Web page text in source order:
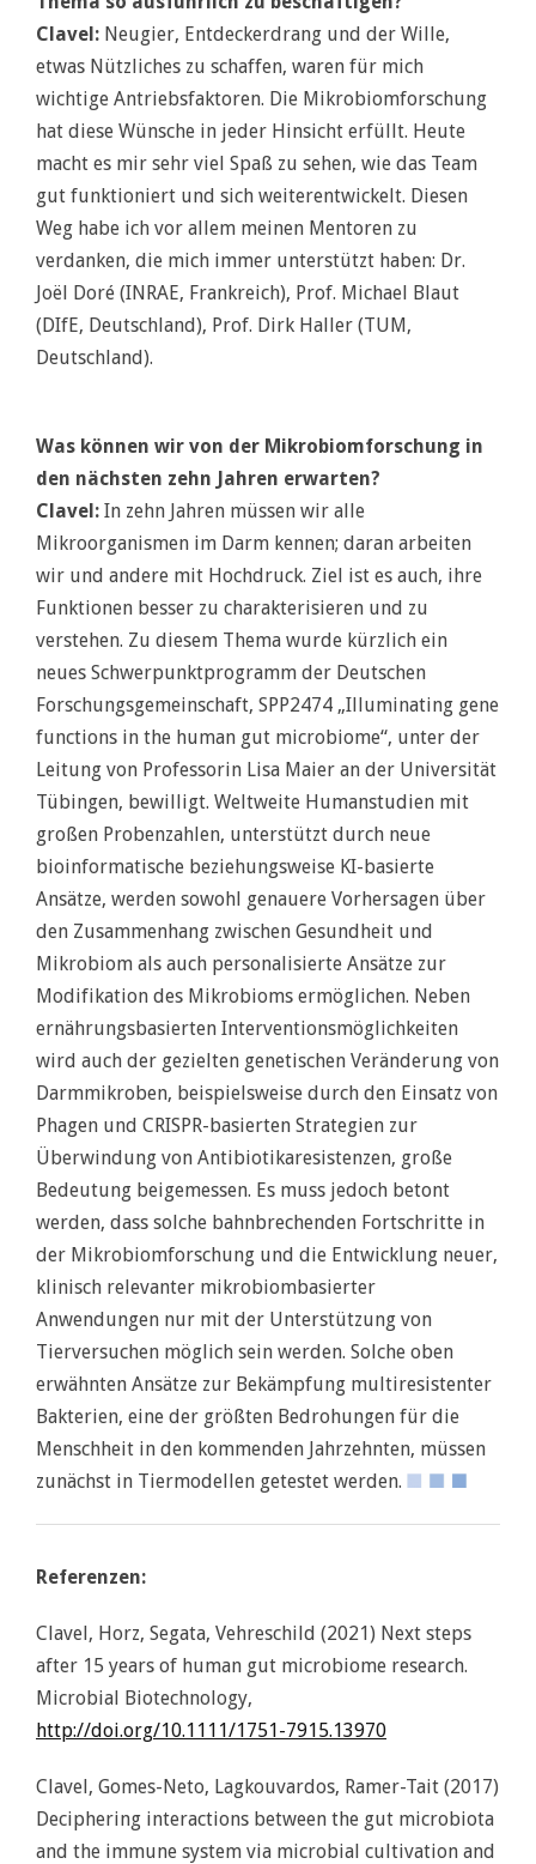
Clavel: Neugier, Entdeckerdrang und der Wille,
etwas Nützliches zu schaffen, waren für mich
wichtige Antriebsfaktoren. Die Mikrobiomforschung
hat diese Wünsche in jeder Hinsicht erfüllt. Heute
macht es mir sehr viel Spaß zu sehen, wie das Team
gut funktioniert und sich weiterentwickelt. Diesen
Weg habe ich vor allem meinen Mentoren zu
verdanken, die mich immer unterstützt haben: Dr.
Joël Doré (INRAE, Frankreich), Prof. Michael Blaut
(DIfE, Deutschland), Prof. Dirk Haller (TUM,
Deutschland).
Was können wir von der Mikrobiomforschung in
den nächsten zehn Jahren erwarten?
Clavel : In zehn Jahren müssen wir alle
Mikroorganismen im Darm kennen; daran arbeiten
wir und andere mit Hochdruck. Ziel ist es auch, ihre
Funktionen besser zu charakterisieren und zu
verstehen. Zu diesem Thema wurde kürzlich ein
neues Schwerpunktprogramm der Deutschen
Forschungsgemeinschaft, SPP2474 „Illuminating gene
functions in the human gut microbiome“, unter der
Leitung von Professorin Lisa Maier an der Universität
Tübingen, bewilligt. Weltweite Humanstudien mit
großen Probenzahlen, unterstützt durch neue
bioinformatische beziehungsweise KI-basierte
Ansätze, werden sowohl genauere Vorhersagen über
den Zusammenhang zwischen Gesundheit und
Mikrobiom als auch personalisierte Ansätze zur
Modifikation des Mikrobioms ermöglichen. Neben
ernährungsbasierten Interventionsmöglichkeiten
wird auch der gezielten genetischen Veränderung von
Darmmikroben, beispielsweise durch den Einsatz von
Phagen und CRISPR-basierten Strategien zur
Überwindung von Antibiotikaresistenzen, große
Bedeutung beigemessen. Es muss jedoch betont
werden, dass solche bahnbrechenden Fortschritte in
der Mikrobiomforschung und die Entwicklung neuer,
klinisch relevanter mikrobiombasierter
Anwendungen nur mit der Unterstützung von
Tierversuchen möglich sein werden. Solche oben
erwähnten Ansätze zur Bekämpfung multiresistenter
Bakterien, eine der größten Bedrohungen für die
Menschheit in den kommenden Jahrzehnten, müssen
zunächst in Tiermodellen getestet werden.
Referenzen:
Clavel, Horz, Segata, Vehreschild (2021) Next steps
after 15 years of human gut microbiome research.
Microbial Biotechnology,
http://doi.org/10.1111/1751-7915.13970
Clavel, Gomes-Neto, Lagkouvardos, Ramer-Tait (2017)
Deciphering interactions between the gut microbiota
and the immune system via microbial cultivation and